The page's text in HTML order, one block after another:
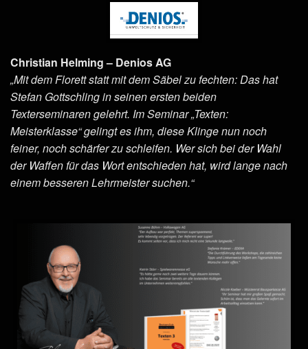
Christian Helming – Denios AG
„Mit dem Florett statt mit dem Säbel zu fechten: Das hat
Stefan Gottschling in seinen ersten beiden
Texterseminaren gelehrt. Im Seminar „Texten:
Meisterklasse“ gelingt es ihm, diese Klinge nun noch
feiner, noch schärfer zu schleifen. Wer sich bei der Wahl
der Waffen für das Wort entschieden hat, wird lange nach
einem besseren Lehrmeister suchen.“